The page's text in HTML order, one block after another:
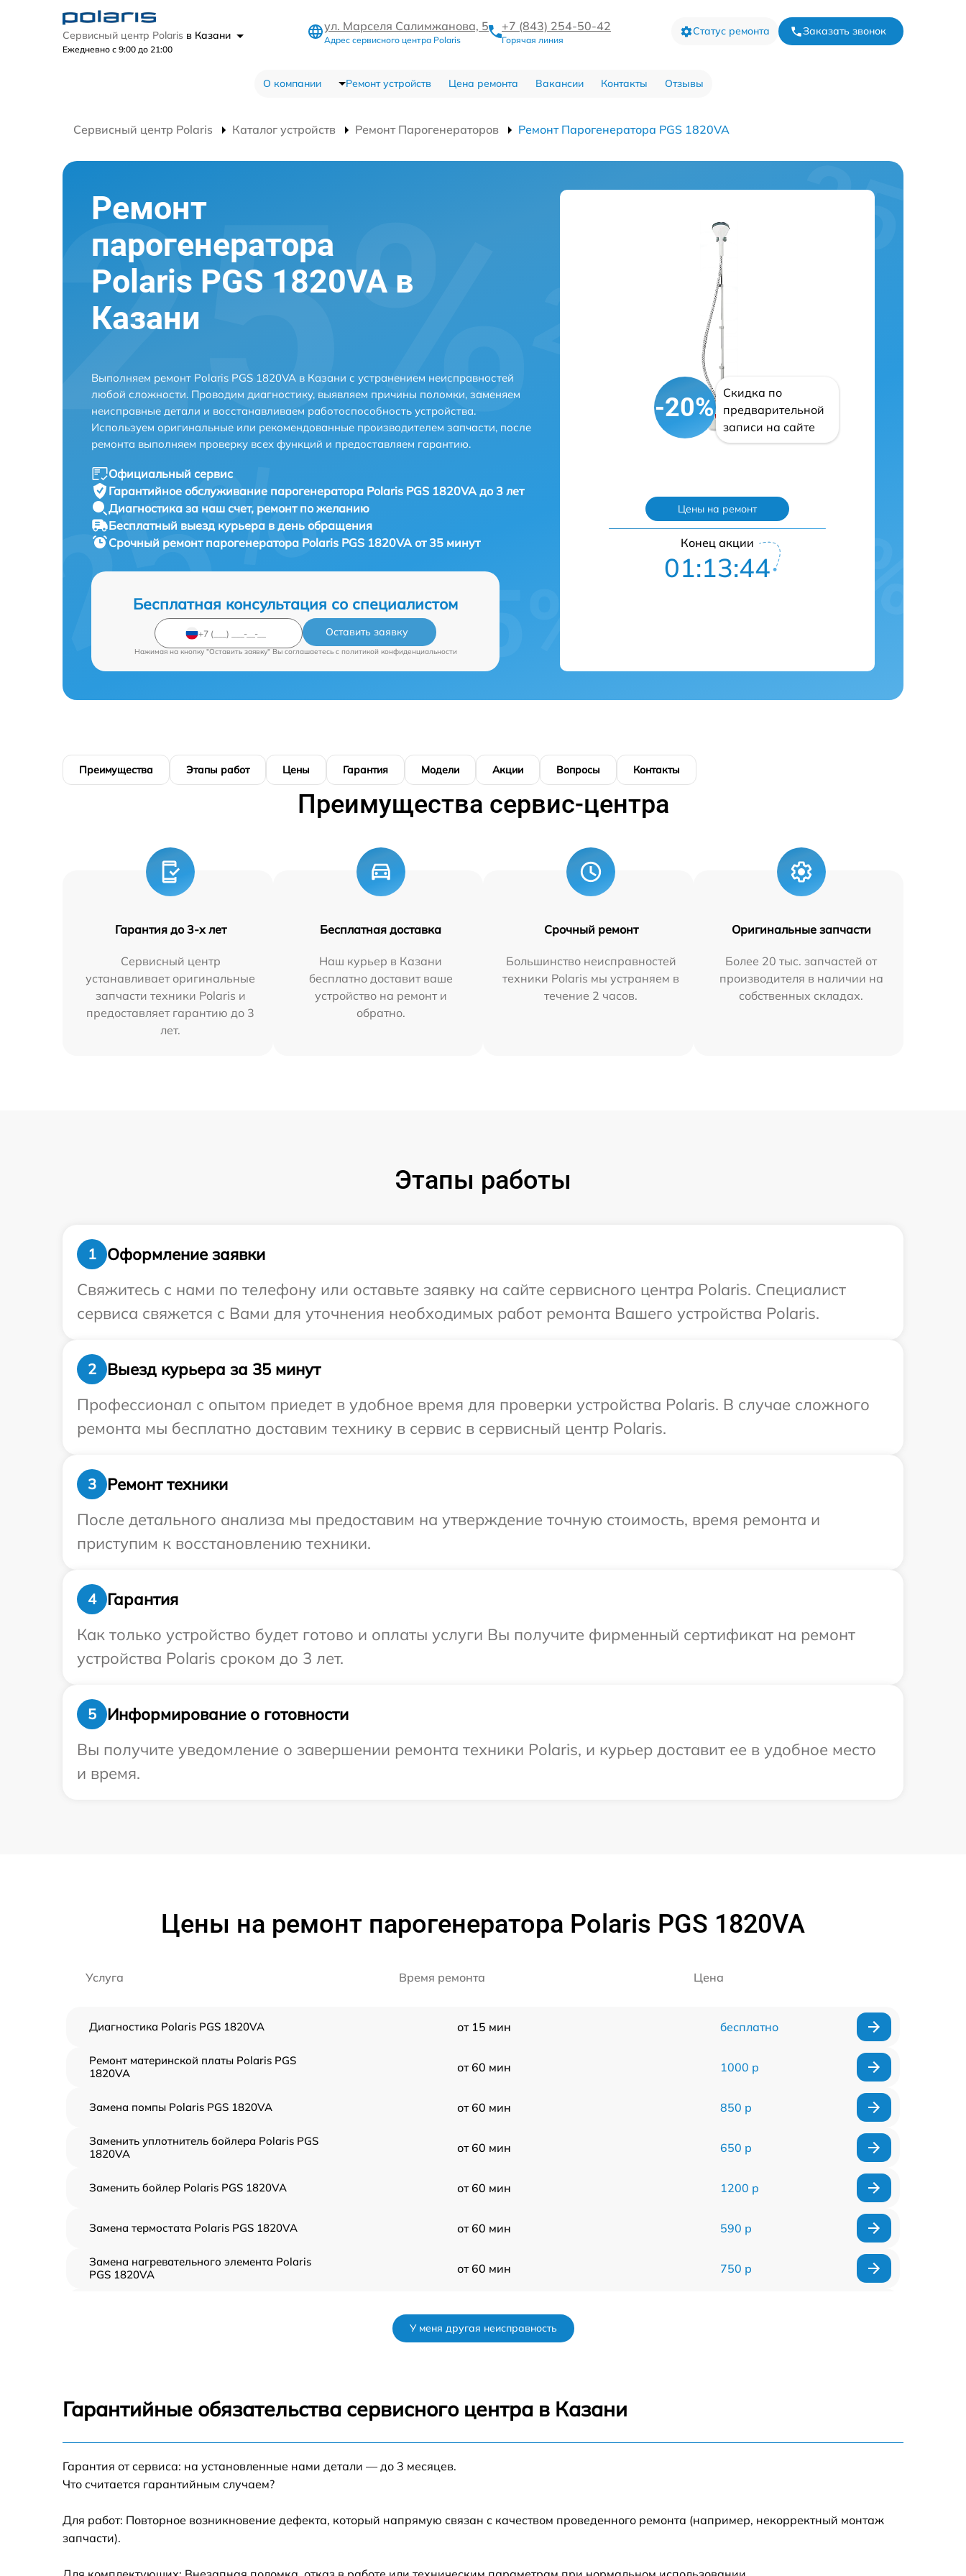
Сервисный центр Polaris в Казани
Ежедневно с 9:00 до 21:00
ул. Марселя Салимжанова, 5
Адрес сервисного центра Polaris
+7 (843) 254-50-42
Горячая линия
Статус ремонта Заказать звонок
О компании Ремонт устройств Цена ремонта Вакансии Контакты Отзывы
Сервисный центр Polaris Каталог устройств Ремонт Парогенераторов Ремонт Парогенератора PGS 1820VA
Ремонт
парогенератора
Polaris PGS 1820VA в
Казани
Выполняем ремонт Polaris PGS 1820VA в Казани с устранением неисправностей
любой сложности. Проводим диагностику, выявляем причины поломки, заменяем
неисправные детали и восстанавливаем работоспособность устройства.
Используем оригинальные или рекомендованные производителем запчасти, после
ремонта выполняем проверку всех функций и предоставляем гарантию.
Официальный сервис
Гарантийное обслуживание парогенератора Polaris PGS 1820VA до 3 лет
Диагностика за наш счет, ремонт по желанию
Бесплатный выезд курьера в день обращения
Срочный ремонт парогенератора Polaris PGS 1820VA от 35 минут
Бесплатная консультация со специалистом
Оставить заявку
Нажимая на кнопку "Оставить заявку" Вы соглашаетесь c политикой конфиденциальности
-20%
Скидка по
предварительной
записи на сайте
Цены на ремонт
Конец акции
01:13:43
Преимущества Этапы работ Цены Гарантия Модели Акции Вопросы Контакты
Преимущества сервис-центра
Гарантия до 3-х лет
Сервисный центр
устанавливает оригинальные
запчасти техники Polaris и
предоставляет гарантию до 3
лет.
Бесплатная доставка
Наш курьер в Казани
бесплатно доставит ваше
устройство на ремонт и
обратно.
Срочный ремонт
Большинство неисправностей
техники Polaris мы устраняем в
течение 2 часов.
Оригинальные запчасти
Более 20 тыс. запчастей от
производителя в наличии на
собственных складах.
Этапы работы
1
Оформление заявки
Свяжитесь с нами по телефону или оставьте заявку на сайте сервисного центра Polaris. Специалист
сервиса свяжется с Вами для уточнения необходимых работ ремонта Вашего устройства Polaris.
2
Выезд курьера за 35 минут
Профессионал с опытом приедет в удобное время для проверки устройства Polaris. В случае сложного
ремонта мы бесплатно доставим технику в сервис в сервисный центр Polaris.
3
Ремонт техники
После детального анализа мы предоставим на утверждение точную стоимость, время ремонта и
приступим к восстановлению техники.
4
Гарантия
Как только устройство будет готово и оплаты услуги Вы получите фирменный сертификат на ремонт
устройства Polaris сроком до 3 лет.
5
Информирование о готовности
Вы получите уведомление о завершении ремонта техники Polaris, и курьер доставит ее в удобное место
и время.
Цены на ремонт парогенератора Polaris PGS 1820VA
Услуга Время ремонта Цена
Диагностика Polaris PGS 1820VA от 15 мин бесплатно
Ремонт материнской платы Polaris PGS
1820VA
от 60 мин 1000 р
Замена помпы Polaris PGS 1820VA от 60 мин 850 р
Заменить уплотнитель бойлера Polaris PGS
1820VA
от 60 мин 650 р
Заменить бойлер Polaris PGS 1820VA от 60 мин 1200 р
Замена термостата Polaris PGS 1820VA от 60 мин 590 р
Замена нагревательного элемента Polaris
PGS 1820VA
от 60 мин 750 р
Корпусный ремонт (замена резинок,
креплений, кнопок) Polaris PGS 1820VA
У меня другая неисправность
Гарантийные обязательства сервисного центра в Казани
Гарантия от сервиса: на установленные нами детали — до 3 месяцев.
Что считается гарантийным случаем?
Для работ: Повторное возникновение дефекта, который напрямую связан с качеством проведенного ремонта (например, некорректный монтаж
запчасти).